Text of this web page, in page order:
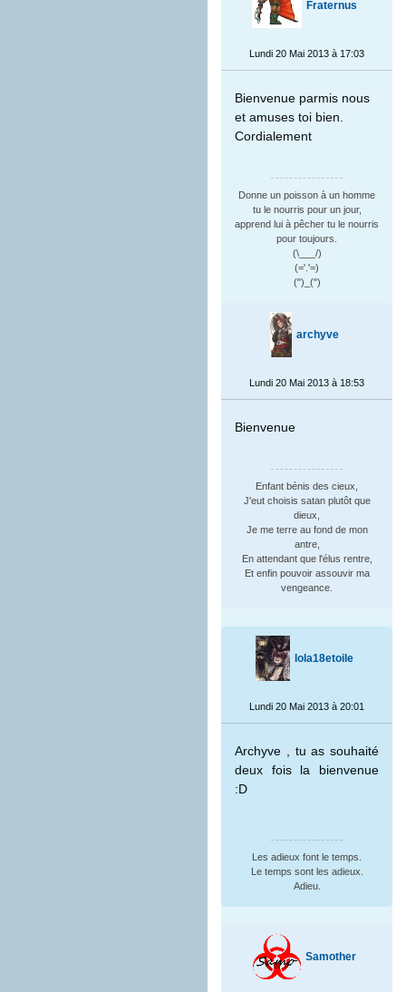
Fraternus
Lundi 20 Mai 2013 à 17:03
Bienvenue parmis nous
et amuses toi bien.
Cordialement
Donne un poisson à un homme
tu le nourris pour un jour,
apprend lui à pêcher tu le nourris
pour toujours.
(\___/)
(='.'=)
(")_(")
archyve
Lundi 20 Mai 2013 à 18:53
Bienvenue
Enfant bénis des cieux,
J'eut choisis satan plutôt que
dieux,
Je me terre au fond de mon
antre,
En attendant que l'élus rentre,
Et enfin pouvoir assouvir ma
vengeance.
lola18etoile
Lundi 20 Mai 2013 à 20:01
Archyve , tu as souhaité
deux fois la bienvenue
:D
Les adieux font le temps.
Le temps sont les adieux.
Adieu.
Samother